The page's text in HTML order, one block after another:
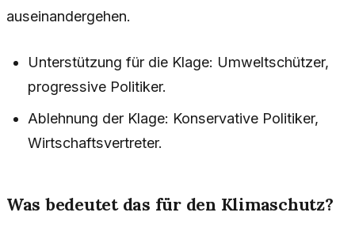
auseinandergehen.
Unterstützung für die Klage: Umweltschützer,
progressive Politiker.
Ablehnung der Klage: Konservative Politiker,
Wirtschaftsvertreter.
Was bedeutet das für den Klimaschutz?